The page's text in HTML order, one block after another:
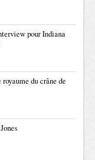
pour Indiana
du crâne de